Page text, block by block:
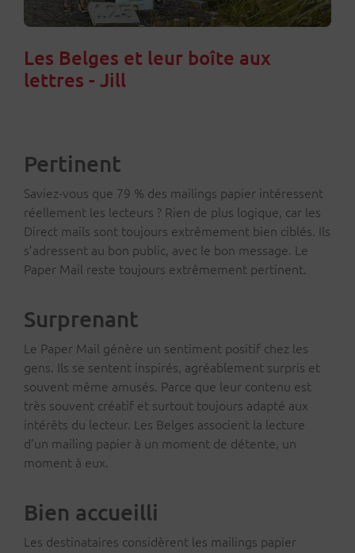
Les Belges et leur boîte aux
lettres - Jill
Pertinent
Saviez-vous que 79 % des mailings papier intéressent
réellement les lecteurs ? Rien de plus logique, car les
Direct mails sont toujours extrêmement bien ciblés. Ils
s’adressent au bon public, avec le bon message. Le
Paper Mail reste toujours extrêmement pertinent.
Surprenant
Le Paper Mail génère un sentiment positif chez les
gens. Ils se sentent inspirés, agréablement surpris et
souvent même amusés. Parce que leur contenu est
très souvent créatif et surtout toujours adapté aux
intérêts du lecteur. Les Belges associent la lecture
d’un mailing papier à un moment de détente, un
moment à eux.
Bien accueilli
Les destinataires considèrent les mailings papier